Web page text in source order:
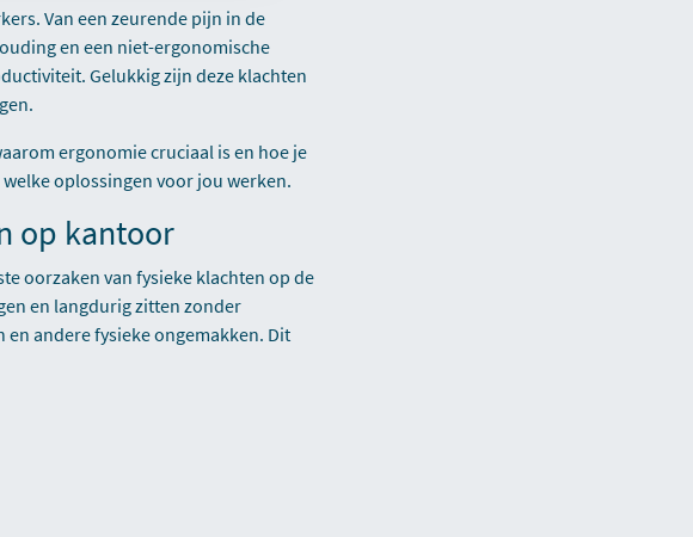
Van een zeurende pijn in de
en een niet-ergonomische
Gelukkig zijn deze klachten
ergonomie cruciaal is en hoe je
oplossingen voor jou werken.
op kantoor
oorzaken van fysieke klachten op de
en langdurig zitten zonder
andere fysieke ongemakken. Dit